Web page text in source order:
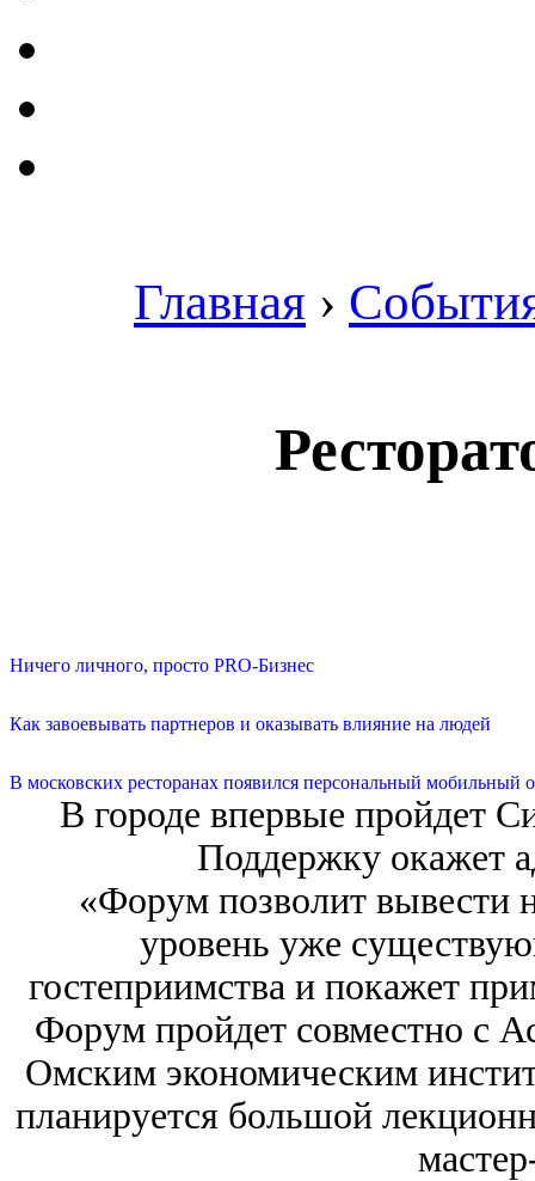
Главная ›
Ничего личного, просто PRO-Бизнес
Как завоевывать партнеров и оказывать влияние на людей
В московских ресторанах появился персональный мобильный
В городе впервые пройдет
Поддержку окажет
«Форум позволит вывести
уровень уже
гостеприимства и покажет
Форум пройдет совместно с
Омским экономическим
планируется большой